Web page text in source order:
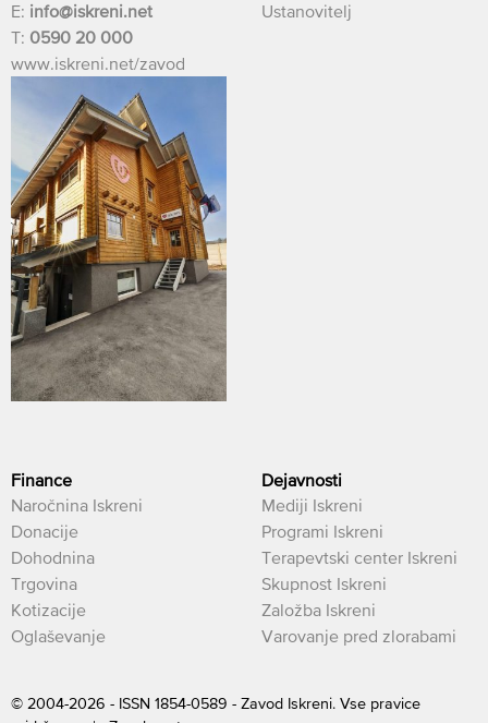
E: info@iskreni.net
T: 0590 20 000
www.iskreni.net/zavod
Ustanovitelj
Finance
Naročnina Iskreni
Donacije
Dohodnina
Trgovina
Kotizacije
Oglaševanje
Dejavnosti
Mediji Iskreni
Programi Iskreni
Terapevtski center Iskreni
Skupnost Iskreni
Založba Iskreni
Varovanje pred zlorabami
© 2004-2026 - ISSN 1854-0589 - Zavod Iskreni. Vse pravice